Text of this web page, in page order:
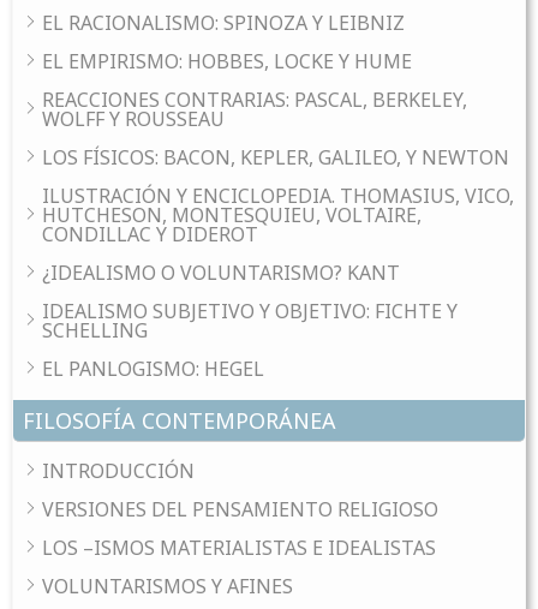
EL RACIONALISMO: SPINOZA Y LEIBNIZ
EL EMPIRISMO: HOBBES, LOCKE Y HUME
REACCIONES CONTRARIAS: PASCAL, BERKELEY,
WOLFF Y ROUSSEAU
LOS FÍSICOS: BACON, KEPLER, GALILEO, Y NEWTON
ILUSTRACIÓN Y ENCICLOPEDIA. THOMASIUS, VICO,
HUTCHESON, MONTESQUIEU, VOLTAIRE,
CONDILLAC Y DIDEROT
¿IDEALISMO O VOLUNTARISMO? KANT
IDEALISMO SUBJETIVO Y OBJETIVO: FICHTE Y
SCHELLING
EL PANLOGISMO: HEGEL
FILOSOFÍA CONTEMPORÁNEA
INTRODUCCIÓN
VERSIONES DEL PENSAMIENTO RELIGIOSO
LOS –ISMOS MATERIALISTAS E IDEALISTAS
VOLUNTARISMOS Y AFINES